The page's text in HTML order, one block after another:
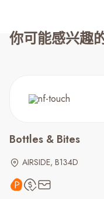
你可能感兴趣
Bottles & Bites
AIRSIDE, B134D